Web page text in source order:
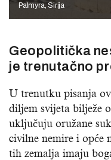
Palmyra, Sirija
Geopolitička
je trenutačno
U trenutku pisanja
diljem svijeta bilježe
uključuju oružane
civilne nemire i opće
tih zemalja imaju